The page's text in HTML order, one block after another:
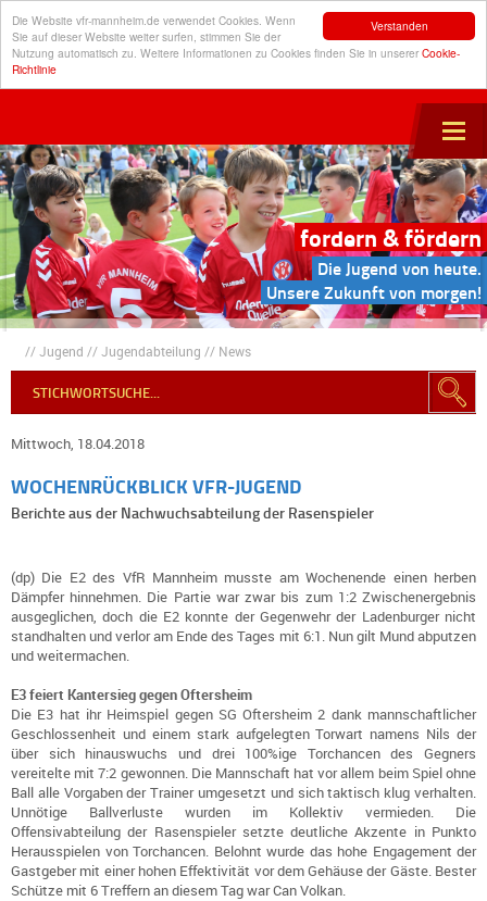
Verstanden
Die Website vfr-mannheim.de verwendet Cookies. Wenn
Sie auf dieser Website weiter surfen, stimmen Sie der
Nutzung automatisch zu. Weitere Informationen zu Cookies finden Sie in unserer Cookie-
Richtlinie
fordern & fördern
Die Jugend von heute.
Unsere Zukunft von morgen!
//Jugend //Jugendabteilung // News
Mittwoch, 18.04.2018
WOCHENRÜCKBLICK VFR-JUGEND
Berichte aus der Nachwuchsabteilung der Rasenspieler
(dp) Die E2 des VfR Mannheim musste am Wochenende einen herben
Dämpfer hinnehmen. Die Partie war zwar bis zum 1:2 Zwischenergebnis
ausgeglichen, doch die E2 konnte der Gegenwehr der Ladenburger nicht
standhalten und verlor am Ende des Tages mit 6:1. Nun gilt Mund abputzen
und weitermachen.
E3 feiert Kantersieg gegen Oftersheim
Die E3 hat ihr Heimspiel gegen SG Oftersheim 2 dank mannschaftlicher
Geschlossenheit und einem stark aufgelegten Torwart namens Nils der
über sich hinauswuchs und drei 100%ige Torchancen des Gegners
vereitelte mit 7:2 gewonnen. Die Mannschaft hat vor allem beim Spiel ohne
Ball alle Vorgaben der Trainer umgesetzt und sich taktisch klug verhalten.
Unnötige Ballverluste wurden im Kollektiv vermieden. Die
Offensivabteilung der Rasenspieler setzte deutliche Akzente in Punkto
Herausspielen von Torchancen. Belohnt wurde das hohe Engagement der
Gastgeber mit einer hohen Effektivität vor dem Gehäuse der Gäste. Bester
Schütze mit 6 Treffern an diesem Tag war Can Volkan.